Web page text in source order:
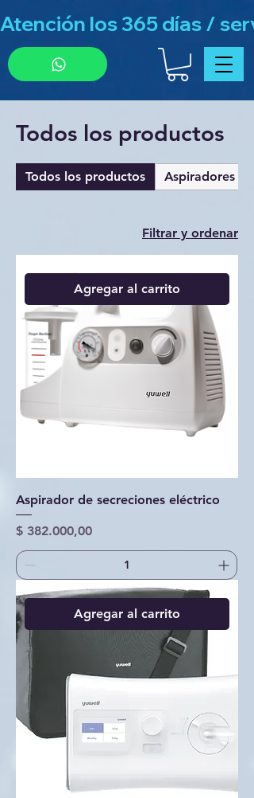
Atención los 365 días /
Todos los productos
Todos los productos Aspiradores
Filtrar y ordenar
Agregar al carrito
Aspirador de secreciones eléctrico
Precio
$ 382.000,00
Agregar al carrito